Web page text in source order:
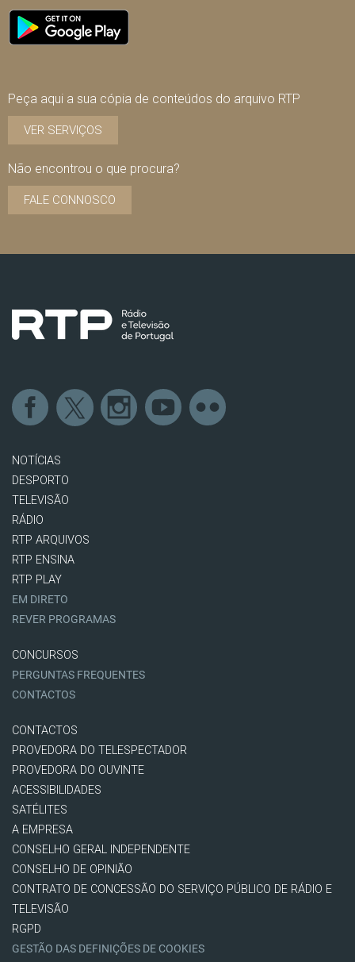
Peça aqui a sua cópia de conteúdos do arquivo RTP
VER SERVIÇOS
Não encontrou o que procura?
FALE CONNOSCO
NOTÍCIAS
DESPORTO
TELEVISÃO
RÁDIO
RTP ARQUIVOS
RTP ENSINA
RTP PLAY
EM DIRETO
REVER PROGRAMAS
CONCURSOS
PERGUNTAS FREQUENTES
CONTACTOS
CONTACTOS
PROVEDORA DO TELESPECTADOR
PROVEDORA DO OUVINTE
ACESSIBILIDADES
SATÉLITES
A EMPRESA
CONSELHO GERAL INDEPENDENTE
CONSELHO DE OPINIÃO
CONTRATO DE CONCESSÃO DO SERVIÇO PÚBLICO DE RÁDIO E
TELEVISÃO
RGPD
GESTÃO DAS DEFINIÇÕES DE COOKIES